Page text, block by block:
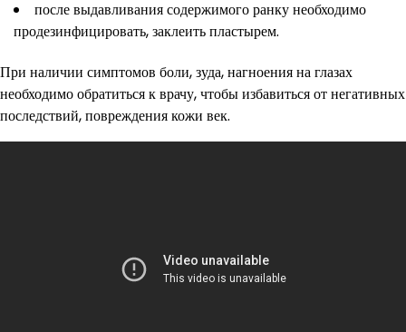
после выдавливания содержимого ранку необходимо
продезинфицировать, заклеить пластырем.
При наличии симптомов боли, зуда, нагноения на глазах
необходимо обратиться к врачу, чтобы избавиться от негативных
последствий, повреждения кожи век.